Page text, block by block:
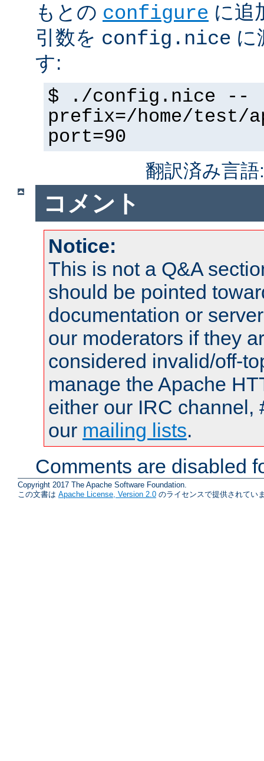
もとの configure に追
引数を config.nice に
す:
$ ./config.nice --
prefix=/home/test/
port=90
翻訳済み言
コメント
Notice:
This is not a Q&A
should be pointed
documentation or
our moderators if they
considered invalid/off-
manage the Apache
either our IRC channel,
our mailing lists.
Comments are disabled
Copyright 2017 The Apache Software Foundation.
この文書は Apache License, Version 2.0 のライセンスで提供されてい